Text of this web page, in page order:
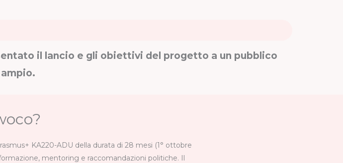
il lancio e gli obiettivi del progetto a un pubblico
KA220-ADU della durata di 28 mesi (1° ottobre
mentoring e raccomandazioni politiche. Il